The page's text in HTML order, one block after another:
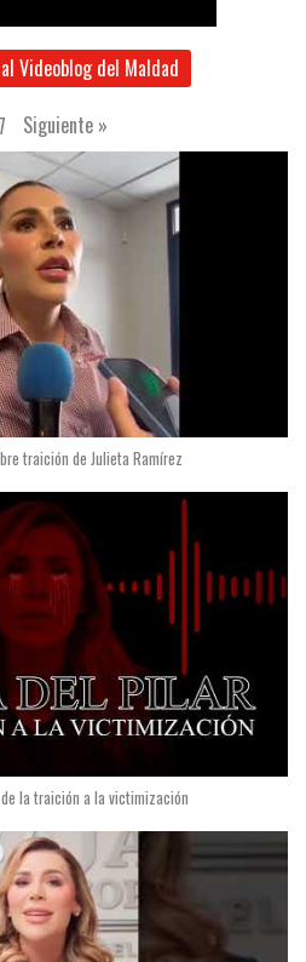
Videoblog del Maldad
Siguiente »
traición de Julieta Ramírez
de la traición a la victimización